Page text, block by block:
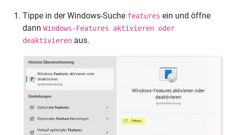
Tippe in der Windows-Suche features ein und öffne
dann Windows-Features aktivieren oder
deaktivieren aus.